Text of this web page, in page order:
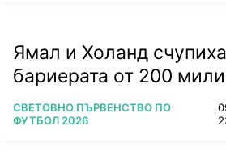
Ямал и Холанд счупиха
бариерата от 200
ПОВЕЧЕ ОТ
СВЕТОВНО ПЪРВЕНСТВО ПО
ФУТБОЛ 2026